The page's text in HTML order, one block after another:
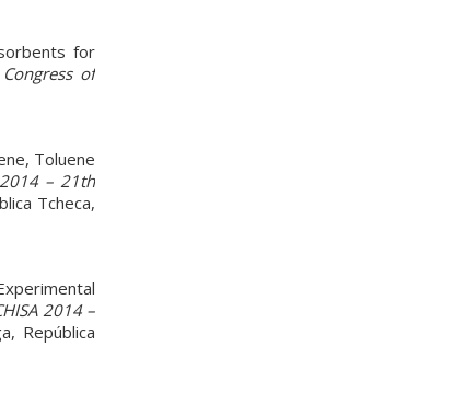
for
of
Toluene
2014 – 21th
Tcheca,
2014 –
República